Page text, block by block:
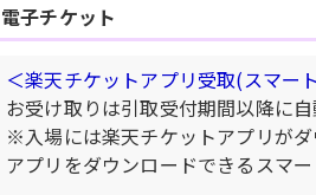
電子チケット
＜楽天チケットアプリ受取(スマー
お受け取りは引取受付期間以降に
※入場には楽天チケットアプリが
アプリをダウンロードできるスマ